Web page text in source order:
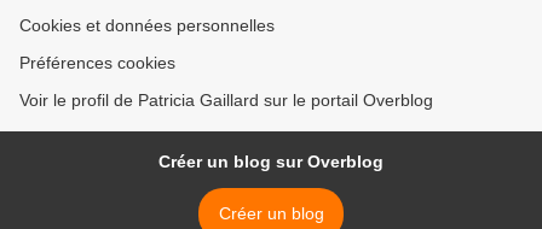
Cookies et données personnelles
Préférences cookies
Voir le profil de Patricia Gaillard sur le portail Overblog
Créer un blog sur Overblog
Créer un blog